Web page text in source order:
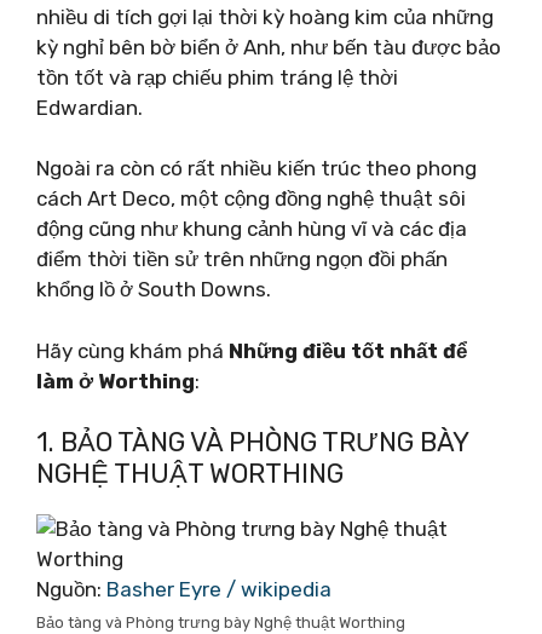
nhiều di tích gợi lại thời kỳ hoàng kim của những
kỳ nghỉ bên bờ biển ở Anh, như bến tàu được bảo
tồn tốt và rạp chiếu phim tráng lệ thời
Edwardian.
Ngoài ra còn có rất nhiều kiến ​​trúc theo phong
cách Art Deco, một cộng đồng nghệ thuật sôi
động cũng như khung cảnh hùng vĩ và các địa
điểm thời tiền sử trên những ngọn đồi phấn
khổng lồ ở South Downs.
Hãy cùng khám phá Những điều tốt nhất để
làm ở Worthing:
1. BẢO TÀNG VÀ PHÒNG TRƯNG BÀY
NGHỆ THUẬT WORTHING
Nguồn: Basher Eyre / wikipedia
Bảo tàng và Phòng trưng bày Nghệ thuật Worthing